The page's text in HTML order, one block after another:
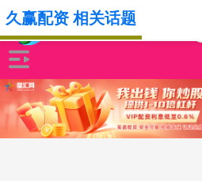
久赢配资 相关话题